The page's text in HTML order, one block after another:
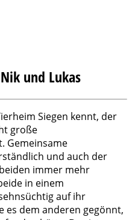
und Lukas
Siegen kennt, der
große
Gemeinsame
und auch der
immer mehr
in einem
auf ihr
es dem anderen gegönnt,